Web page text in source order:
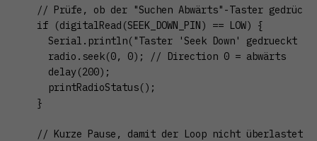
// Prüfe, ob der "Suchen Abwärts"-Taster gedrückt
  if (digitalRead(SEEK_DOWN_PIN) == LOW) {
Serial.println("Taster 'Seek Down' gedrueckt -
    radio.seek(0, 0); // Direction 0 = abwärts
    delay(200);
    printRadioStatus();
  }
// Kurze Pause, damit der Loop nicht überlastet